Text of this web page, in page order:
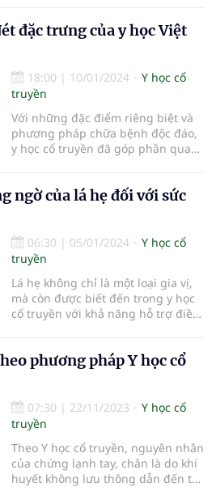
truyền mang lại hiệu quả cao cho
đặc trưng của y học Việt
18:00 | 10/01/2024
Y học cổ
truyền
Với những đặc điểm riêng biệt và
phương pháp chữa bệnh độc đáo,
y học cổ truyền đã góp phần quan
Nam.
ngờ của lá hẹ đối với sức
06:30 | 05/01/2024
Y học cổ
truyền
Lá hẹ không chỉ là một loại gia vị,
mà còn được biết đến trong y học
cổ truyền với khả năng hỗ trợ điều
phương pháp Y học cổ
07:30 | 22/11/2023
Y học cổ
truyền
Theo Y học cổ truyền, nguyên nhân
của chứng lạnh tay, chân là do khí
huyết không lưu thông dẫn đến tắc